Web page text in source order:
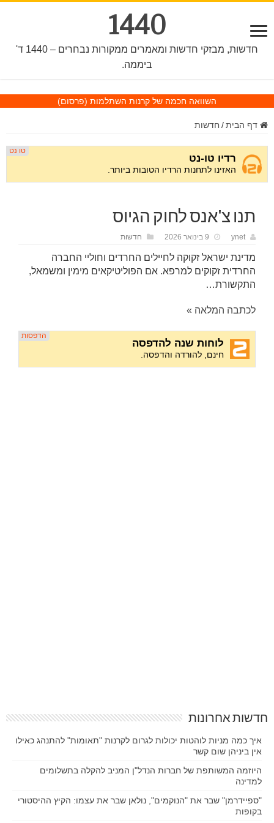
1440
חדשות, מבזקי חדשות ומאמרים ממקורות נבחרים – 1440 ד'
ביממה.
השוואה חכמה של קרנות השתלמות (פרסום)
דף הבית / חדשות
תנו צ'אנס לחוק הגיוס
ynet 9 בינואר 2026 חדשות
מדינת ישראל זקוקה לחיילים החרדים וחוליי החברה
החרדית זקוקים למרפא. אם הפוליטיקאים מימין ומשמאל,
התקשורת…
לכתבה המלאה »
חדשות אחרונות
איך כמה מניות לוהטות יכולות לגרום לקרנות "תאומות" להתנהג כאילו
אין ביניהן שום קשר
היוזמה המשותפת של חברות הנדל"ן המניב להקלה בתשלומים
למדינה
"ספיידרמן" שבר את "הנוקמים", נולאן שבר את עצמו: הקיץ ההיסטורי
בקופות